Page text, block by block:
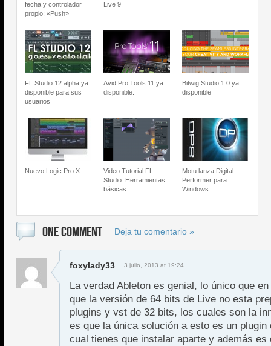
fecha y controlador
propio: «Push»
Live 9
FL Studio 12 alpha ya
disponible para sus
usuarios
Avid Pro Tools 11 ya
disponible.
Bitwig Studio 1.0 ya
disponible
Nuevo Logic Pro X
Video Tutorial FL
Studio: Herramientas
básicas.
Motu lanza Digital
Performer para
Windows
ONE COMMENT Deja tu comentario »
foxylady33 3 julio, 2013 at 19:24
La verdad Ableton es genial, lo único que
que la versión de 64 bits de Live no esta
plugins y vst de 32 bits, los cuales son la
es que la única solución a esto es un plugin
cual tienes que instalar aparte y además es